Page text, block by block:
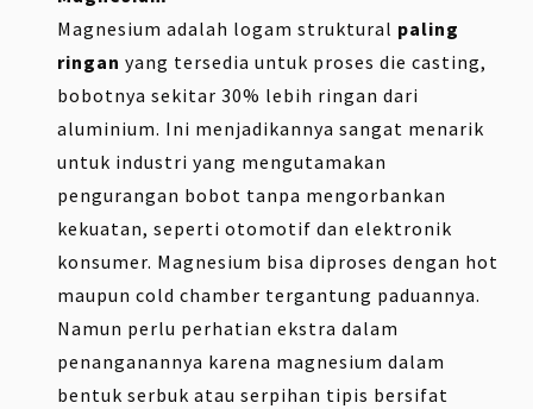
Magnesium adalah logam struktural paling
ringan yang tersedia untuk proses die casting,
bobotnya sekitar 30% lebih ringan dari
aluminium. Ini menjadikannya sangat menarik
untuk industri yang mengutamakan
pengurangan bobot tanpa mengorbankan
kekuatan, seperti otomotif dan elektronik
konsumer. Magnesium bisa diproses dengan hot
maupun cold chamber tergantung paduannya.
Namun perlu perhatian ekstra dalam
penanganannya karena magnesium dalam
bentuk serbuk atau serpihan tipis bersifat